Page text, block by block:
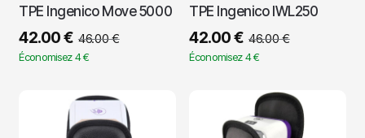
TPE Ingenico Move 5000
42.00€ 46.00€
Économisez 4 €
TPE Ingenico IWL250
42.00€ 46.00€
Économisez 4 €